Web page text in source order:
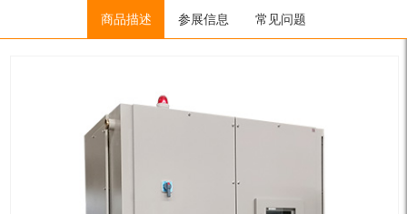
低温冷冻机（低温流体）/低温制冷循环器/ LTZ11-6W
商品描述 参展信息 常见问题